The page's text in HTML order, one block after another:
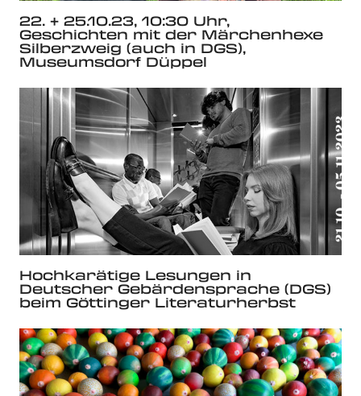
22. + 25.10.23, 10:30 Uhr,
Geschichten mit der Märchenhexe
Silberzweig (auch in DGS),
Museumsdorf Düppel
Hochkarätige Lesungen in
Deutscher Gebärdensprache (DGS)
beim Göttinger Literaturherbst